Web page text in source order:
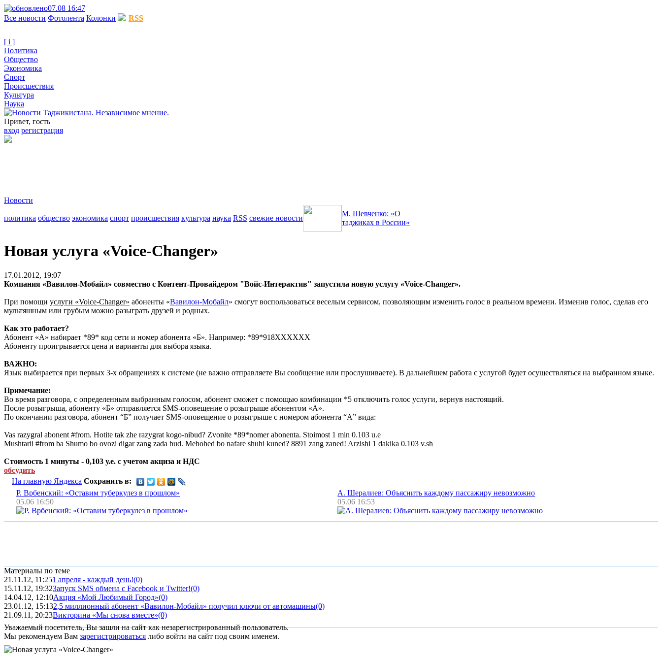
07.08 16:47
Все новости Фотолента Колонки RSS
[ i ]
Политика
Общество
Экономика
Спорт
Происшествия
Культура
Наука
Привет, гость
вход регистрация
Новости
политика общество экономика спорт происшествия культура наука RSS свежие новости
М. Шевченко: «О
таджиках в России»
Новая услуга «Voice-Changer»
17.01.2012, 19:07
Компания «Вавилон-Мобайл» совместно с Контент-Провайдером "Войс-Интерактив" запустила новую услугу «Voice-Changer».
При помощи услуги «Voice-Changer» абоненты «Вавилон-Мобайл» смогут воспользоваться веселым сервисом, позволяющим изменить голос в реальном времени. Изменив голос, сделав его
мультяшным или грубым можно разыграть друзей и родных.
Как это работает?
Абонент «А» набирает *89* код сети и номер абонента «Б». Например: *89*918ХХХХХХ
Абоненту проигрывается цена и варианты для выбора языка.
ВАЖНО:
Язык выбирается при первых 3-х обращениях к системе (не важно отправляете Вы сообщение или прослушиваете). В дальнейшем работа с услугой будет осуществляться на выбранном языке.
Примечание:
Во время разговора, с определенным выбранным голосом, абонент сможет с помощью комбинации *5 отключить голос услуги, вернув настоящий.
После розыгрыша, абоненту «Б» отправляется SMS-оповещение о розыгрыше абонентом «А».
По окончании разговора, абонент “Б” получает SMS-оповещение о розыгрыше с номером абонента “А” вида:
Vas razygral abonent #from. Hotite tak zhe razygrat kogo-nibud? Zvonite *89*nomer abonenta. Stoimost 1 min 0.103 u.e
Mushtarii #from ba Shumo bo ovozi digar zang zada bud. Mehohed bo nafare shuhi kuned? 8891 zang zaned! Arzishi 1 dakika 0.103 v.sh
Стоимость 1 минуты - 0,103 у.е. c учетом акциза и НДС
обсудить
На главную Яндекса Сохранить в:
Р. Врбенский: «Оставим туберкулез в прошлом»
05.06 16:50
А. Шералиев: Объяснить каждому пассажиру невозможно
05.06 16:53
Материалы по теме
21.11.12, 11:251 апреля - каждый день!(0)
15.11.12, 19:32Запуск SMS обмена с Facebook и Twitter!(0)
14.04.12, 12:10Акция «Мой Любимый Город»(0)
23.01.12, 15:132,5 миллионный абонент «Вавилон-Мобайл» получил ключи от автомашины(0)
21.09.11, 20:23Викторина «Мы снова вместе»(0)
Уважаемый посетитель, Вы зашли на сайт как незарегистрированный пользователь.
Мы рекомендуем Вам зарегистрироваться либо войти на сайт под своим именем.